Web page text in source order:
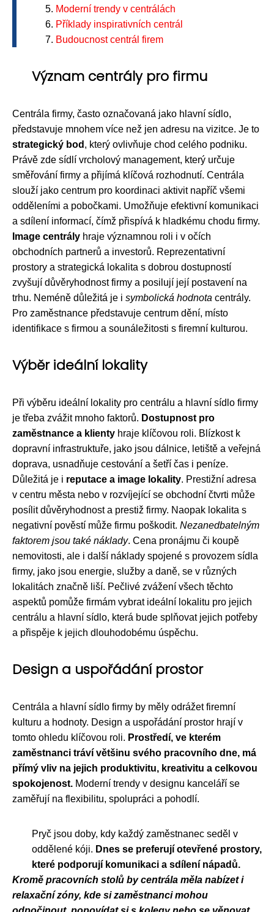
Moderní trendy v centrálách
Příklady inspirativních centrál
Budoucnost centrál firem
Význam centrály pro firmu
Centrála firmy, často označovaná jako hlavní sídlo,
představuje mnohem více než jen adresu na vizitce. Je to
strategický bod , který ovlivňuje chod celého podniku.
Právě zde sídlí vrcholový management, který určuje
směřování firmy a přijímá klíčová rozhodnutí. Centrála
slouží jako centrum pro koordinaci aktivit napříč všemi
odděleními a pobočkami. Umožňuje efektivní komunikaci
a sdílení informací, čímž přispívá k hladkému chodu firmy.
Image centrály hraje významnou roli i v očích
obchodních partnerů a investorů. Reprezentativní
prostory a strategická lokalita s dobrou dostupností
zvyšují důvěryhodnost firmy a posilují její postavení na
trhu. Neméně důležitá je i symbolická hodnota centrály.
Pro zaměstnance představuje centrum dění, místo
identifikace s firmou a sounáležitosti s firemní kulturou.
Výběr ideální lokality
Při výběru ideální lokality pro centrálu a hlavní sídlo firmy
je třeba zvážit mnoho faktorů. Dostupnost pro
zaměstnance a klienty hraje klíčovou roli. Blízkost k
dopravní infrastruktuře, jako jsou dálnice, letiště a veřejná
doprava, usnadňuje cestování a šetří čas i peníze.
Důležitá je i reputace a image lokality. Prestižní adresa
v centru města nebo v rozvíjející se obchodní čtvrti může
posílit důvěryhodnost a prestiž firmy. Naopak lokalita s
negativní pověstí může firmu poškodit. Nezanedbatelným
faktorem jsou také náklady. Cena pronájmu či koupě
nemovitosti, ale i další náklady spojené s provozem sídla
firmy, jako jsou energie, služby a daně, se v různých
lokalitách značně liší. Pečlivé zvážení všech těchto
aspektů pomůže firmám vybrat ideální lokalitu pro jejich
centrálu a hlavní sídlo, která bude splňovat jejich potřeby
a přispěje k jejich dlouhodobému úspěchu.
Design a uspořádání prostor
Centrála a hlavní sídlo firmy by měly odrážet firemní
kulturu a hodnoty. Design a uspořádání prostor hrají v
tomto ohledu klíčovou roli. Prostředí, ve kterém
zaměstnanci tráví většinu svého pracovního dne, má
přímý vliv na jejich produktivitu, kreativitu a celkovou
spokojenost. Moderní trendy v designu kanceláří se
zaměřují na flexibilitu, spolupráci a pohodlí.
Pryč jsou doby, kdy každý zaměstnanec seděl v
oddělené kóji. Dnes se preferují otevřené prostory,
které podporují komunikaci a sdílení nápadů.
Kromě pracovních stolů by centrála měla nabízet i
relaxační zóny, kde si zaměstnanci mohou